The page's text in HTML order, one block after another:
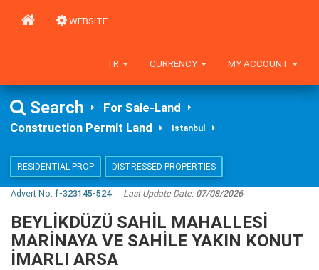
WEBSITE
MY ACCOUNT
CURRENCY
TR
Search
For Sale-Land
Construction Permit Land
Istanbul
RESIDENTIAL PROP DISTRESSED PROPERTIES
Advert No: f-323145-524 Last Update Date:07/08/2026
BEYLIKDÜZÜ SAHIL MAHALLESI
MARINAYA VE SAHILE YAKIN KONUT
İMARLI ARSA